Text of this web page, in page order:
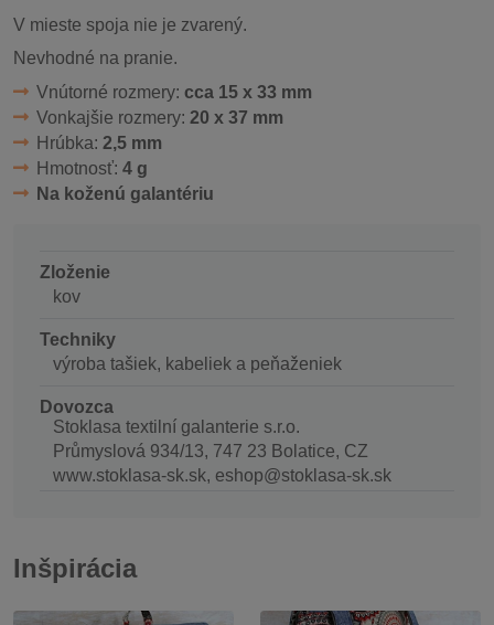
V mieste spoja nie je zvarený.
Nevhodné na pranie.
Vnútorné rozmery: cca 15 x 33 mm
Vonkajšie rozmery: 20 x 37 mm
Hrúbka: 2,5 mm
Hmotnosť: 4 g
Na koženú galantériu
Zloženie
kov
Techniky
výroba tašiek, kabeliek a peňaženiek
Dovozca
Stoklasa textilní galanterie s.r.o.
Průmyslová 934/13, 747 23 Bolatice, CZ
www.stoklasa-sk.sk, eshop@stoklasa-sk.sk
Inšpirácia